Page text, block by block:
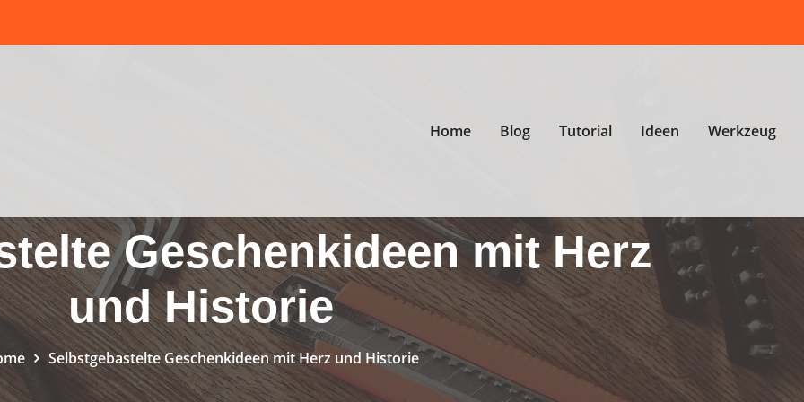
Home Blog Tutorial Ideen Werkzeug
Geschenkideen mit Herz
und Historie
Selbstgebastelte Geschenkideen mit Herz und Historie